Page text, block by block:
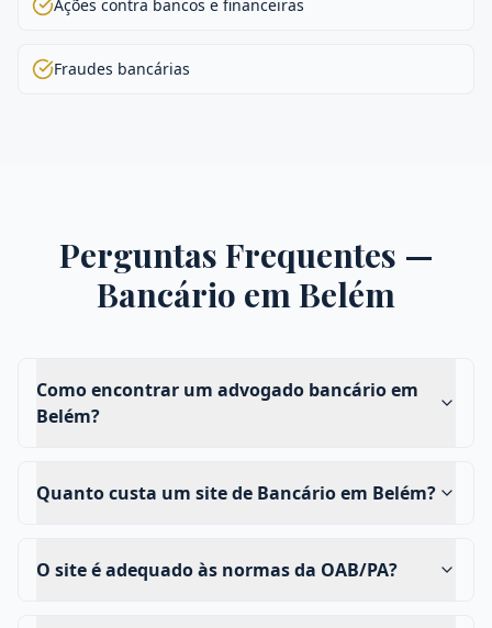
Ações contra bancos e financeiras
Fraudes bancárias
Perguntas Frequentes —
Bancário emBelém
Como encontrar um advogado bancário em
Belém?
Quanto custa um site de Bancário em Belém?
O site é adequado às normas da OAB/PA?